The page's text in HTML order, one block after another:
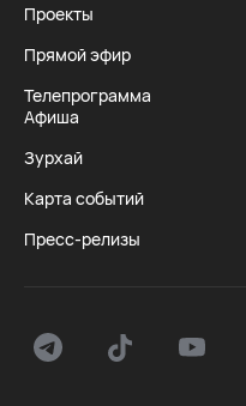
Проекты
Прямой эфир
Телепрограмма
Афиша
Зурхай
Карта событий
Пресс-релизы